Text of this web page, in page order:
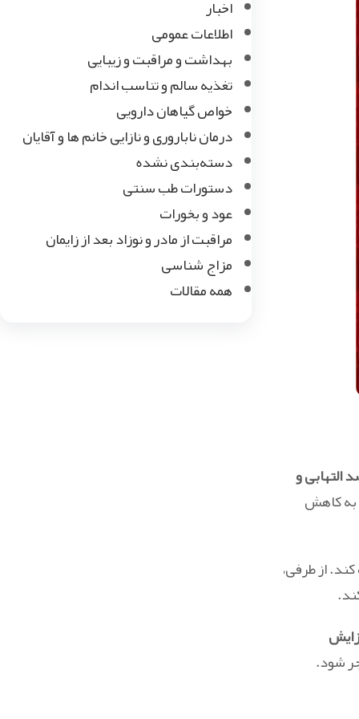
التهابی و
کاهش
از طرفی،
شود.
اخبار
اطلاعات عمومی
بهداشت و مراقبت و زیبایی
تغذیه سالم و تناسب اندام
خواص گیاهان دارویی
درمان ناباروری و نازایی خانم ها و آقایان
دسته‌بندی نشده
دستورات طب سنتی
عود و بخورات
مراقبت از مادر و نوزاد بعد از زایمان
مزاج شناسی
همه مقالات